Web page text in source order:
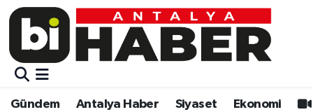
Gündem Antalya Haber Siyaset Ekonomi
Gündem
Gündem
Muratpaşa Nöbetçi Eczaneler